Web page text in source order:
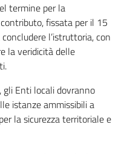
termine per la
fissata per il 15
l’istruttoria, con
la veridicità delle
Enti locali dovranno
istanze ammissibili a
la sicurezza territoriale e